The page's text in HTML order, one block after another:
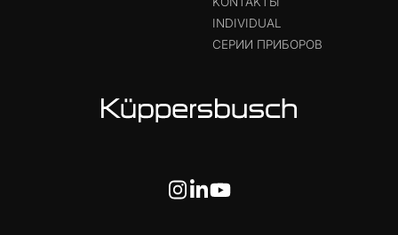
INDIVIDUAL
СЕРИИ ПРИБОРОВ